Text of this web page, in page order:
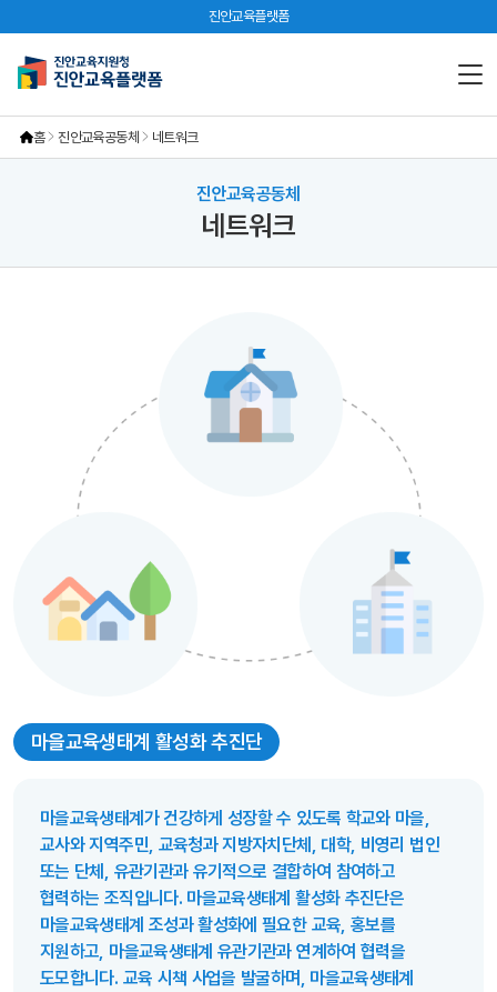
진안교육플랫폼
홈 진안교육공동체 네트워크
진안교육공동체
네트워크
마을교육생태계 활성화 추진단
마을교육생태계가 건강하게 성장할 수 있도록 학교와 마을,
교사와 지역주민, 교육청과 지방자치단체, 대학, 비영리 법인
또는 단체, 유관기관과 유기적으로 결합하여 참여하고
협력하는 조직입니다. 마을교육생태계 활성화 추진단은
마을교육생태계 조성과 활성화에 필요한 교육, 홍보를
지원하고, 마을교육생태계 유관기관과 연계하여 협력을
도모합니다. 교육 시책 사업을 발굴하며, 마을교육생태계